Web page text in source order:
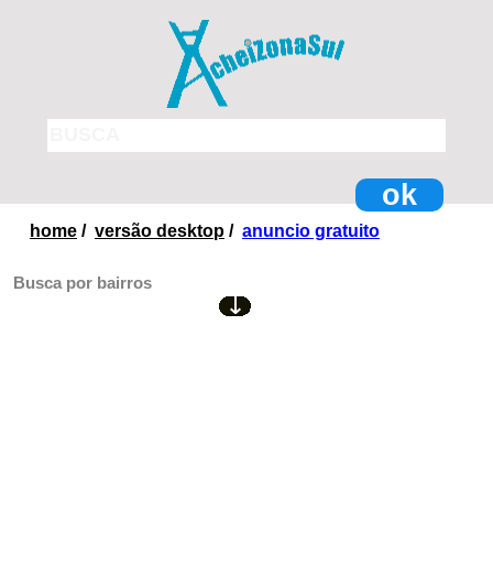
ok
home / versão desktop / anuncio gratuito
Busca por bairros